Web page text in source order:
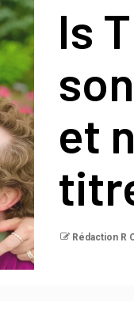
Is
et
Rédaction R